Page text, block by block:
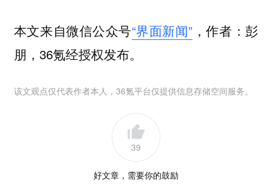
本文来自微信公众号“界面新闻” ，作者：彭
朋，36氪经授权发布。
该文观点仅代表作者本人，36氪平台仅提供信息存储空间服务。
39
好文章，需要你的鼓励